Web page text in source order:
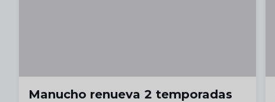
Manucho renueva 2 temporadas